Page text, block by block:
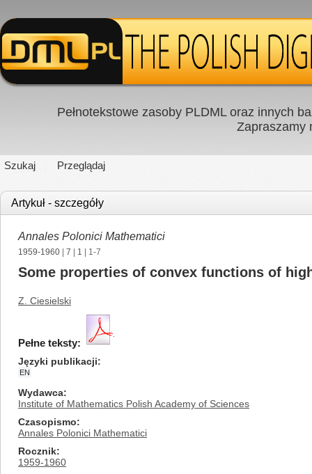
Pełnotekstowe zasoby PLDML oraz innych
Zapraszamy
Szukaj Przeglądaj
Artykuł - szczegóły
Annales Polonici Mathematici
1959-1960 7 1 | 1-7
Some properties of convex functions of
Z. Ciesielski
Pełne teksty:
Języki publikacji
EN
Wydawca
Institute of Mathematics Polish Academy of Sciences
Czasopismo
Annales Polonici Mathematici
Rocznik
1959-1960